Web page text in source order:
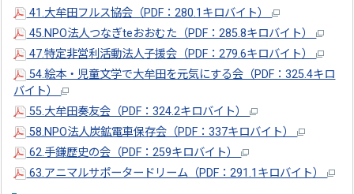
41.大牟田フルス協会（PDF：280.1キロバイト）
45.NPO法人つなぎteおおむた（PDF：285.8キロバイト）
47.特定非営利活動法人子援会（PDF：279.6キロバイト）
54.絵本・児童文学で大牟田を元気にする会（PDF：325.4キロ
バイト）
55.大牟田奏友会（PDF：324.2キロバイト）
58.NPO法人炭鉱電車保存会（PDF：337キロバイト）
62.手鎌歴史の会（PDF：259キロバイト）
63.アニマルサポータードリーム（PDF：291.1キロバイト）